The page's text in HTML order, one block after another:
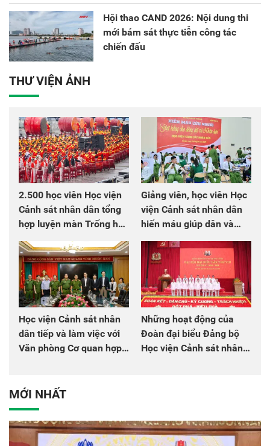
Hội thao CAND 2026: Nội dung thi
mới bám sát thực tiễn công tác
chiến đấu
THƯ VIỆN ẢNH
2.500 học viên Học viện
Cảnh sát nhân dân tổng
hợp luyện màn Trống hội
chào mừng Đại hội Đảng
Giảng viên, học viên Học
viện Cảnh sát nhân dân
hiến máu giúp dân và
đồng đội
Học viện Cảnh sát nhân
dân tiếp và làm việc với
Văn phòng Cơ quan hợp
Những hoạt động của
Đoàn đại biểu Đảng bộ
Học viện Cảnh sát nhân
MỚI NHẤT